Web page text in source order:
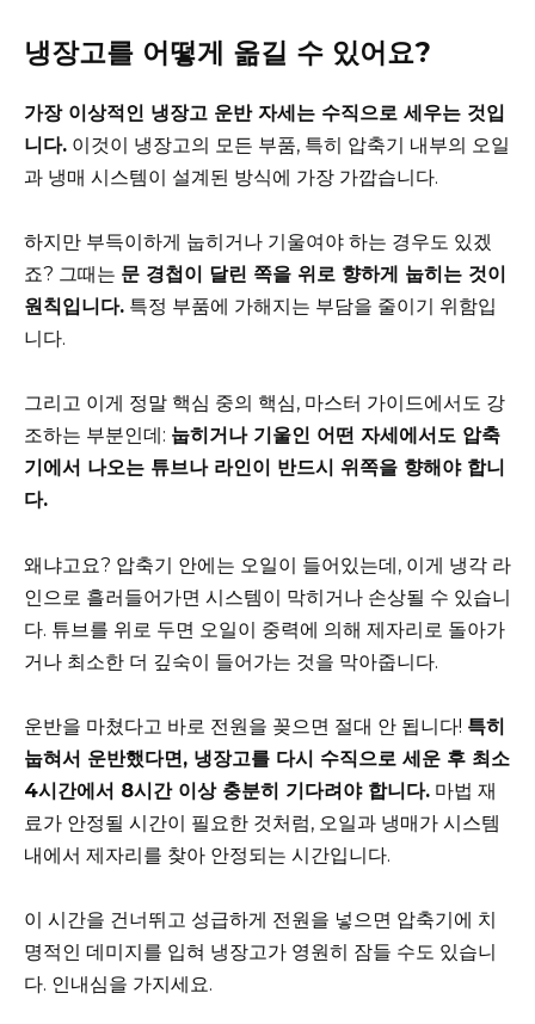
냉장고를 어떻게 옮길 수 있어요?
가장 이상적인 냉장고 운반 자세는 수직으로 세우는 것입
니다. 이것이 냉장고의 모든 부품, 특히 압축기 내부의 오일
과 냉매 시스템이 설계된 방식에 가장 가깝습니다.
하지만 부득이하게 눕히거나 기울여야 하는 경우도 있겠
죠? 그때는 문 경첩이 달린 쪽을 위로 향하게 눕히는 것이
원칙입니다. 특정 부품에 가해지는 부담을 줄이기 위함입
니다.
그리고 이게 정말 핵심 중의 핵심, 마스터 가이드에서도 강
조하는 부분인데: 눕히거나 기울인 어떤 자세에서도 압축
기에서 나오는 튜브나 라인이 반드시 위쪽을 향해야 합니
다.
왜냐고요? 압축기 안에는 오일이 들어있는데, 이게 냉각 라
인으로 흘러들어가면 시스템이 막히거나 손상될 수 있습니
다. 튜브를 위로 두면 오일이 중력에 의해 제자리로 돌아가
거나 최소한 더 깊숙이 들어가는 것을 막아줍니다.
운반을 마쳤다고 바로 전원을 꽂으면 절대 안 됩니다! 특히
눕혀서 운반했다면, 냉장고를 다시 수직으로 세운 후 최소
4시간에서 8시간 이상 충분히 기다려야 합니다. 마법 재
료가 안정될 시간이 필요한 것처럼, 오일과 냉매가 시스템
내에서 제자리를 찾아 안정되는 시간입니다.
이 시간을 건너뛰고 성급하게 전원을 넣으면 압축기에 치
명적인 데미지를 입혀 냉장고가 영원히 잠들 수도 있습니
다. 인내심을 가지세요.